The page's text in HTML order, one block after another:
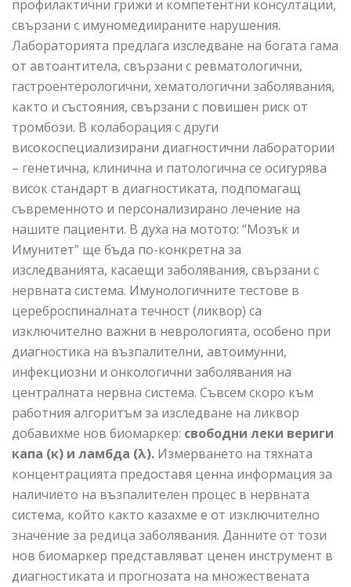
профилактични грижи и компетентни консултации,
свързани с имуномедиираните нарушения.
Лабораторията предлага изследване на богата гама
от автоантитела, свързани с ревматологични,
гастроентерологични, хематологични заболявания,
както и състояния, свързани с повишен риск от
тромбози. В колаборация с други
високоспециализирани диагностични лаборатории
– генетична, клинична и патологична се осигурява
висок стандарт в диагностиката, подпомагащ
съвременното и персонализирано лечение на
нашите пациенти. В духа на мотото: “Мозък и
Имунитет” ще бъда по-конкретна за
изследванията, касаещи заболявания, свързани с
нервната система. Имунологичните тестове в
цереброспиналната течност (ликвор) са
изключително важни в неврологията, особено при
диагностика на възпалителни, автоимунни,
инфекциозни и онкологични заболявания на
централната нервна система. Съвсем скоро към
работния алгоритъм за изследване на ликвор
добавихме нов биомаркер: свободни леки вериги
капа (κ) и ламбда (λ). Измерването на тяхната
концентрацията предоставя ценна информация за
наличието на възпалителен процес в нервната
система, който както казахме е от изключително
значение за редица заболявания. Данните от този
нов биомаркер представляват ценен инструмент в
диагностиката и прогнозата на множествената